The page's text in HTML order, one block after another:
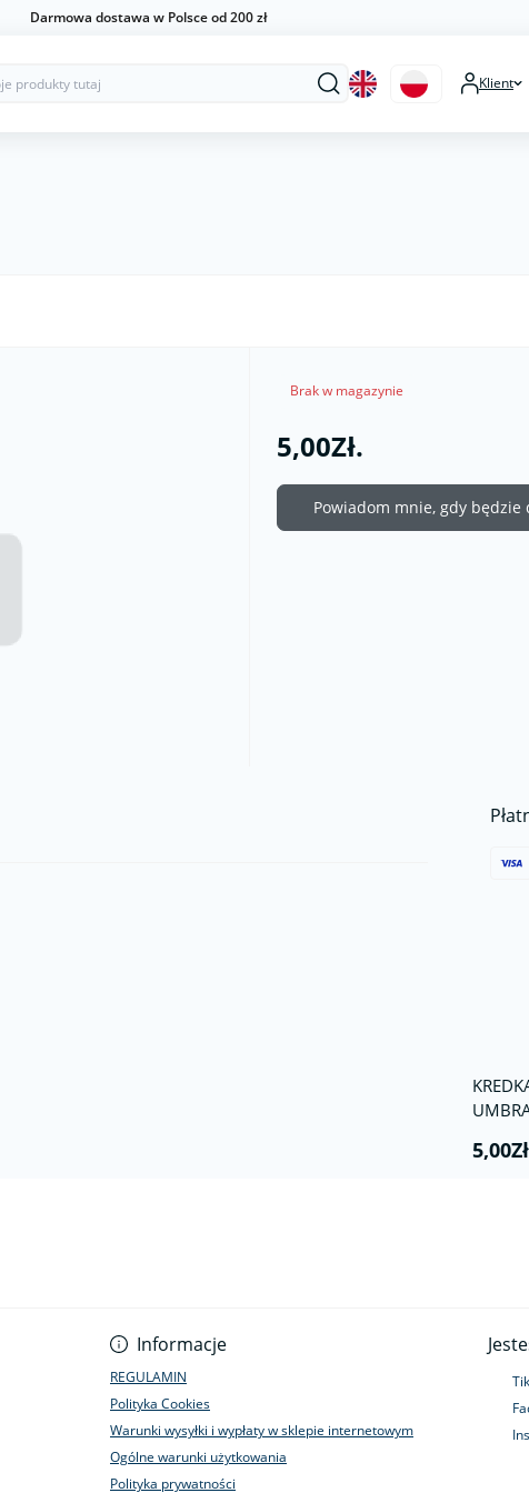
Darmowa dostawa w Polsce od 200 zł
Klient
Brak w magazynie
5,00Zł.
Powiadom mnie, gdy będzie
Informacje
REGULAMIN
Polityka Cookies
Warunki wysyłki i wypłaty w sklepie internetowym
Ogólne warunki użytkowania
Polityka prywatności